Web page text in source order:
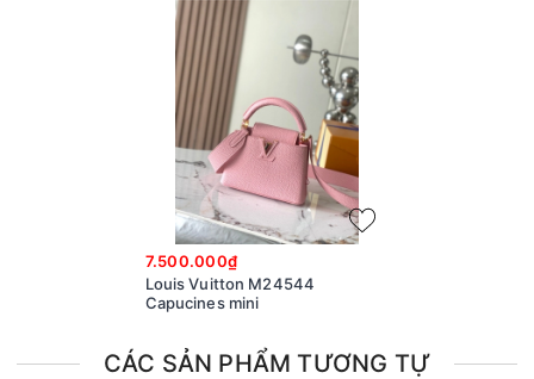
7.500.000₫
Louis Vuitton M24544
Capucines mini
CÁC SẢN PHẨM TƯƠNG TỰ